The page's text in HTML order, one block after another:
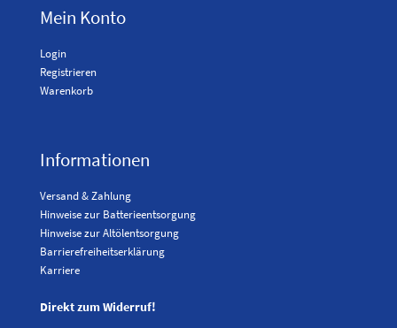
Mein Konto
Login
Registrieren
Warenkorb
Informationen
Versand & Zahlung
Hinweise zur Batterieentsorgung
Hinweise zur Altölentsorgung
Barrierefreiheitserklärung
Karriere
Direkt zum Widerruf!